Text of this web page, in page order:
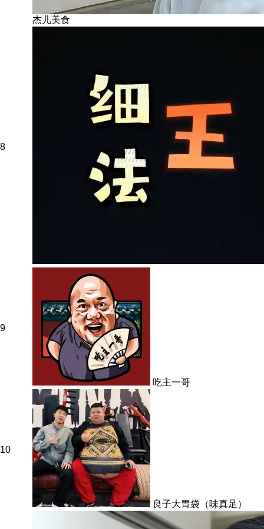
杰儿美食
8
9
吃主一哥
10
良子大胃袋（味真足）